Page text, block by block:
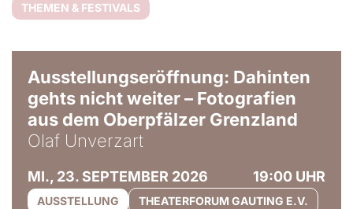
THEMEN & FESTIVALS
Ausstellungseröffnung: Dahinten
gehts nicht weiter – Fotografien
aus dem Oberpfälzer Grenzland
Olaf Unverzart
MI., 23. SEPTEMBER 2026 19:00 UHR
AUSSTELLUNG THEATERFORUM GAUTING E.V.